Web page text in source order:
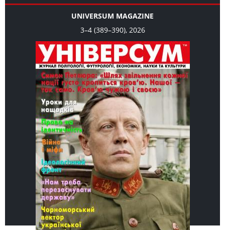
UNIVERSUM MAGAZINE
3–4 (389–390), 2026